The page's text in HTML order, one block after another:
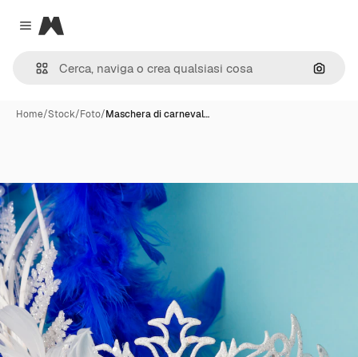
Close menu
Magnific
Cerca
Home/Stock/Foto/Maschera di carneval…